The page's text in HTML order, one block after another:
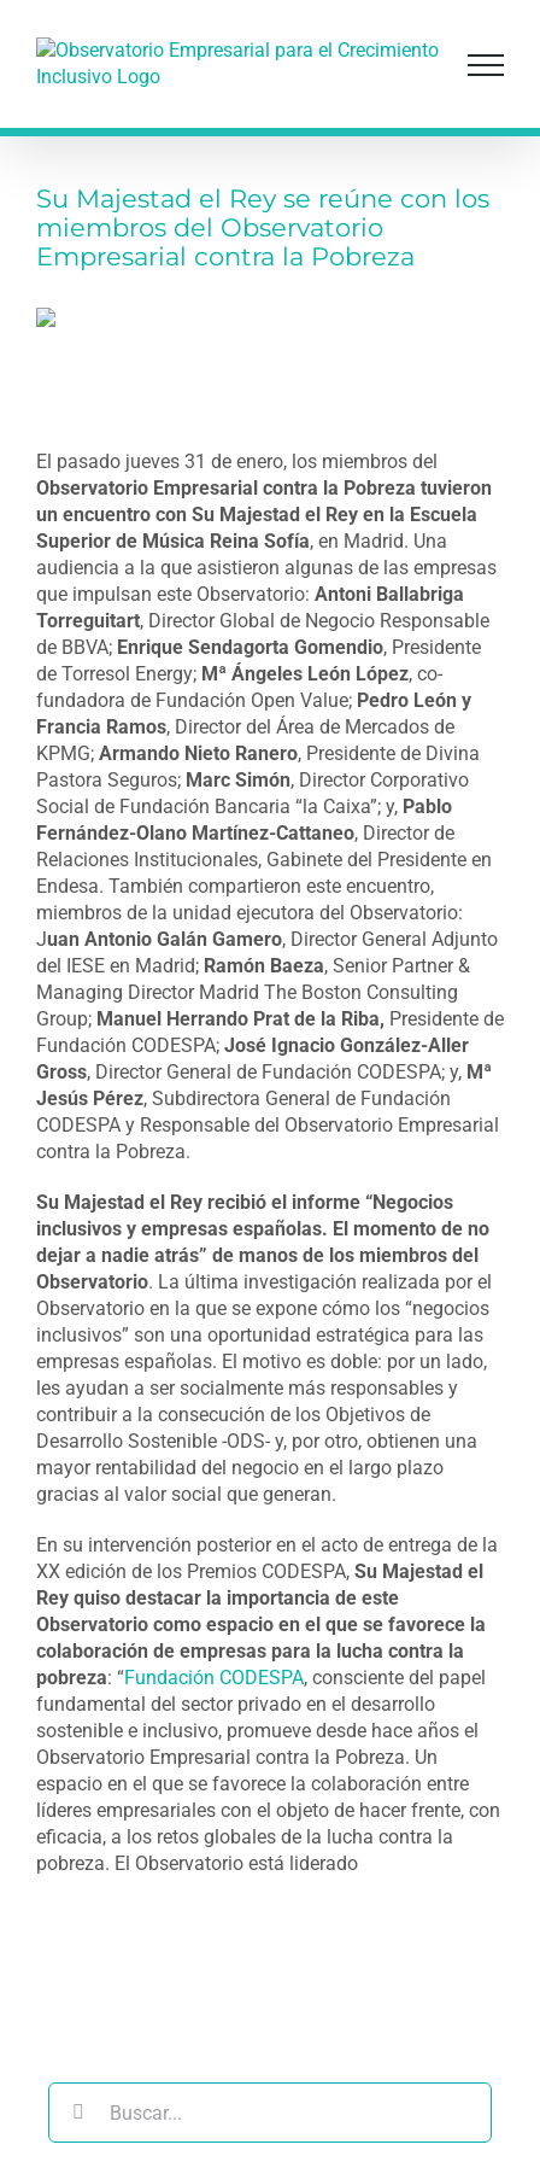
contenido
Su Majestad el Rey se reúne con los
miembros del Observatorio
Empresarial contra la Pobreza
El pasado jueves 31 de enero, los miembros del
Observatorio Empresarial contra la Pobreza tuvieron
un encuentro con Su Majestad el Rey en la Escuela
Superior de Música Reina Sofía, en Madrid. Una
audiencia a la que asistieron algunas de las empresas
que impulsan este Observatorio: Antoni Ballabriga
Torreguitart, Director Global de Negocio Responsable
de BBVA; Enrique Sendagorta Gomendio, Presidente
de Torresol Energy; Mª Ángeles León López, co-
fundadora de Fundación Open Value; Pedro León y
Francia Ramos, Director del Área de Mercados de
KPMG; Armando Nieto Ranero, Presidente de Divina
Pastora Seguros; Marc Simón, Director Corporativo
Social de Fundación Bancaria “la Caixa”; y, Pablo
Fernández-Olano Martínez-Cattaneo, Director de
Relaciones Institucionales, Gabinete del Presidente en
Endesa. También compartieron este encuentro,
miembros de la unidad ejecutora del Observatorio:
Juan Antonio Galán Gamero, Director General Adjunto
del IESE en Madrid; Ramón Baeza, Senior Partner &
Managing Director Madrid The Boston Consulting
Group; Manuel Herrando Prat de la Riba, Presidente de
Fundación CODESPA; José Ignacio González-Aller
Gross, Director General de Fundación CODESPA; y, Mª
Jesús Pérez, Subdirectora General de Fundación
CODESPA y Responsable del Observatorio Empresarial
contra la Pobreza.
Su Majestad el Rey recibió el informe “Negocios
inclusivos y empresas españolas. El momento de no
dejar a nadie atrás” de manos de los miembros del
Observatorio. La última investigación realizada por el
Observatorio en la que se expone cómo los “negocios
inclusivos” son una oportunidad estratégica para las
empresas españolas. El motivo es doble: por un lado,
les ayudan a ser socialmente más responsables y
contribuir a la consecución de los Objetivos de
Desarrollo Sostenible -ODS- y, por otro, obtienen una
mayor rentabilidad del negocio en el largo plazo
gracias al valor social que generan.
En su intervención posterior en el acto de entrega de la
XX edición de los Premios CODESPA, Su Majestad el
Rey quiso destacar la importancia de este
Observatorio como espacio en el que se favorece la
colaboración de empresas para la lucha contra la
pobreza: “Fundación CODESPA, consciente del papel
fundamental del sector privado en el desarrollo
sostenible e inclusivo, promueve desde hace años el
Observatorio Empresarial contra la Pobreza. Un
espacio en el que se favorece la colaboración entre
líderes empresariales con el objeto de hacer frente, con
eficacia, a los retos globales de la lucha contra la
pobreza. El Observatorio está liderado
Buscar: